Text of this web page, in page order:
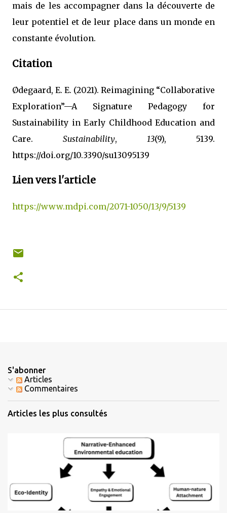
mais de les accompagner dans la découverte de
leur potentiel et de leur place dans un monde en
constante évolution.
Citation
Ødegaard, E. E. (2021). Reimagining “Collaborative
Exploration”—A Signature Pedagogy for
Sustainability in Early Childhood Education and
Care. Sustainability, 13(9), 5139.
https://doi.org/10.3390/su13095139
Lien vers l'article
https://www.mdpi.com/2071-1050/13/9/5139
S'abonner
Articles
Commentaires
Articles les plus consultés